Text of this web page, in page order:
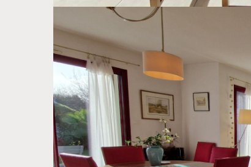
Cette maison, construite en 2003 avec
que son excellent état général.
Au rez-de-chaussée, vous serez accueilli
des soirées conviviales. La cuisine
également un espace parental composé
avec porte isolée et motorisée ainsi qu'
À l'étage, quatre belles chambres lumineuses
bains et un WC indépendant.
Le terrain de 845 m² est joliment aménagé